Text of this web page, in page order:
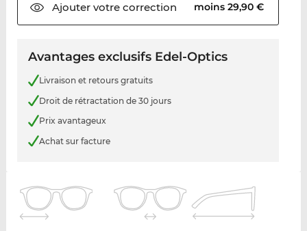
Ajouter votrecorrection moins 29,90 €
Avantages exclusifs Edel-Optics
Livraison et retours gratuits
Droit de rétractation de 30 jours
Prix avantageux
Achat sur facture